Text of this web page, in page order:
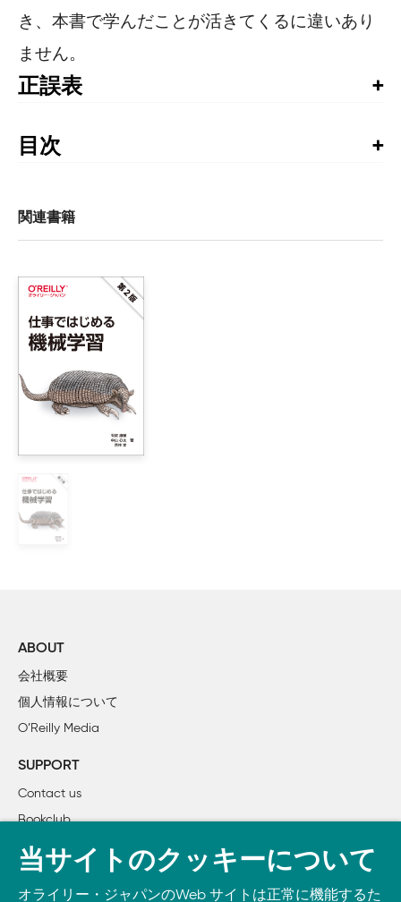
き、本書で学んだことが活きてくるに違いあり
ません。
正誤表
います。お手持ちの書籍では、すでに修正が施されてい
る場合がありますので、書籍最終ページの奥付でお手持
第1刷の正誤表
目次
第I部
    1.1　機械学習はどのように使われるのか
    1.2　機械学習プロジェクトの流れ
        1.2.1　問題を定式化する
        1.2.2　機械学習をしなくて良い方法を考える
        1.2.3　システム設計を考える
        1.2.4　アルゴリズムを選定する
        1.2.5　特徴量、教師データとログの設計をする
        1.2.6　前処理をする
        1.2.8　システムに組み込む
    1.3　実システムにおける機械学習の問題点への対処方法
1.3.1　人手でゴールドスタンダードを用意して、予
    1.4　機械学習を含めたシステムを成功させるには
    1.5　この章のまとめ
2章　機械学習で何ができる？
    2.1　どのアルゴリズムを選ぶべきか？
        2.2.2　ロジスティック回帰
        2.2.3　SVM
        2.2.4　ニューラルネットワーク
        2.2.5　k-NN
        2.2.6　決定木、ランダムフォレスト、GBDT
関連書籍
ABOUT
会社概要
個人情報について
O’Reilly Media
SUPPORT
Contact us
Bookclub
書籍注文
当サイトのクッキーについて
オライリー・ジャパンのWeb サイトは正常に機能するた